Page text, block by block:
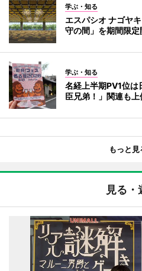
学ぶ・知る
エスパシオ ナゴヤ
守の間」を期間限定
学ぶ・知る
名経上半期PV1位
臣兄弟！」関連も上
もっと見
見る・